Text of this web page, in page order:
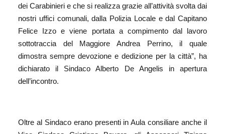
dei Carabinieri e che si realizza grazie all’attività svolta dai
nostri uffici comunali, dalla Polizia Locale e dal Capitano
Felice
Izzo e viene portata a compimento dal
lavoro
sottotraccia del Maggiore Andrea Perrino, il quale
dimostra sempre devozione e dedizione per la città”, ha
dichiarato il Sindaco Alberto De Angelis in apertura
dell’incontro.
Oltre al Sindaco erano presenti in Aula consiliare anche il